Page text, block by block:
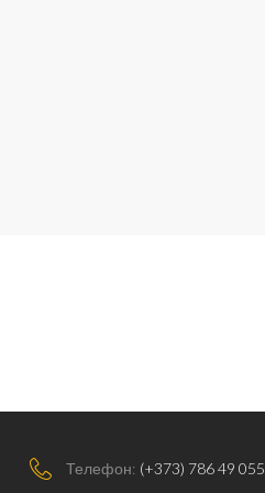
Телефон: (+373) 786 49 055